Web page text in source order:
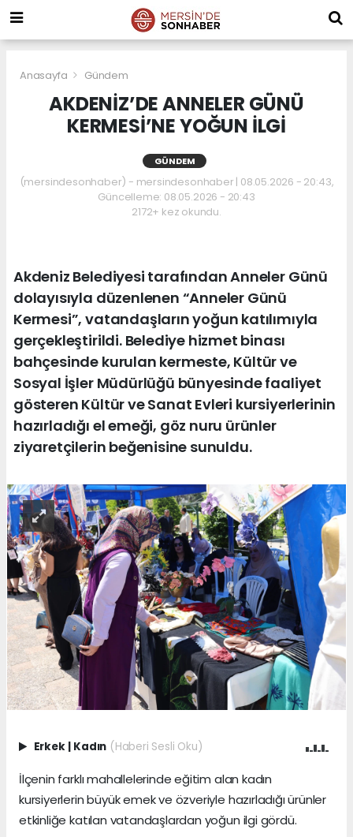
Anasayfa Gündem
AKDENİZ’DE ANNELER GÜNÜ
KERMESİ’NE YOĞUN İLGİ
GÜNDEM
(mersindesonhaber) - mersindesonhaber | 08.05.2026 - 20:43,
Güncelleme: 08.05.2026 - 20:43
2172+ kez okundu.
Akdeniz Belediyesi tarafından Anneler Günü
dolayısıyla düzenlenen “Anneler Günü
Kermesi”, vatandaşların yoğun katılımıyla
gerçekleştirildi. Belediye hizmet binası
bahçesinde kurulan kermeste, Kültür ve
Sosyal İşler Müdürlüğü bünyesinde faaliyet
gösteren Kültür ve Sanat Evleri kursiyerlerinin
hazırladığı el emeği, göz nuru ürünler
ziyaretçilerin beğenisine sunuldu.
Erkek Kadın (Haberi Sesli Oku)
İlçenin farklı mahallelerinde eğitim alan kadın
kursiyerlerin büyük emek ve özveriyle hazırladığı ürünler
etkinliğe katılan vatandaşlardan yoğun ilgi gördü.